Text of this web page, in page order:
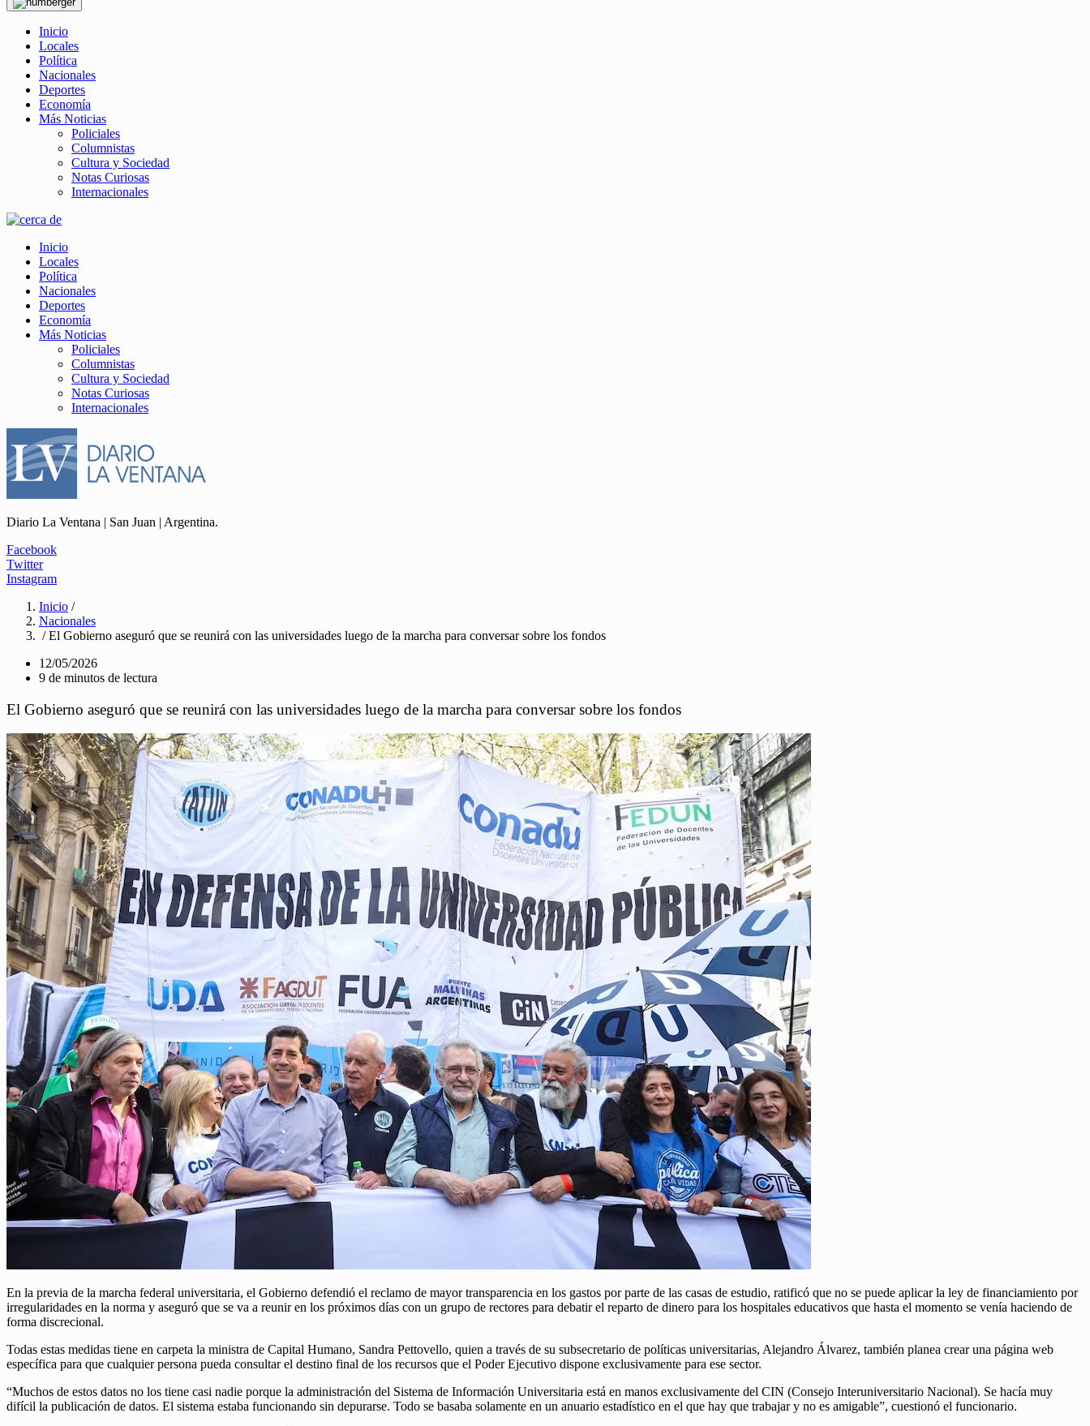
Inicio
Locales
Política
Nacionales
Deportes
Economía
Más Noticias
Policiales
Columnistas
Cultura y Sociedad
Notas Curiosas
Internacionales
Inicio
Locales
Política
Nacionales
Deportes
Economía
Más Noticias
Policiales
Columnistas
Cultura y Sociedad
Notas Curiosas
Internacionales
Diario La Ventana | San Juan | Argentina.
Facebook
Twitter
Instagram
Inicio /
Nacionales
/ El Gobierno aseguró que se reunirá con las universidades luego de la marcha para conversar sobre los fondos
12/05/2026
9 de minutos de lectura
El Gobierno aseguró que se reunirá con las universidades luego de la marcha para conversar sobre los fondos
En la previa de la marcha federal universitaria, el Gobierno defendió el reclamo de mayor transparencia en los gastos por parte de las casas de estudio, ratificó que no se puede aplicar la ley de financiamiento por
irregularidades en la norma y aseguró que se va a reunir en los próximos días con un grupo de rectores para debatir el reparto de dinero para los hospitales educativos que hasta el momento se venía haciendo de
forma discrecional.
Todas estas medidas tiene en carpeta la ministra de Capital Humano, Sandra Pettovello, quien a través de su subsecretario de políticas universitarias, Alejandro Álvarez, también planea crear una página web
específica para que cualquier persona pueda consultar el destino final de los recursos que el Poder Ejecutivo dispone exclusivamente para ese sector.
“Muchos de estos datos no los tiene casi nadie porque la administración del Sistema de Información Universitaria está en manos exclusivamente del CIN (Consejo Interuniversitario Nacional). Se hacía muy
difícil la publicación de datos. El sistema estaba funcionando sin depurarse. Todo se basaba solamente en un anuario estadístico en el que hay que trabajar y no es amigable”, cuestionó el funcionario.